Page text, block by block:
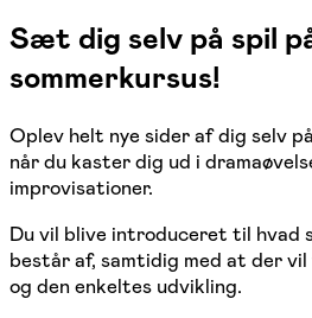
Sæt dig selv på spil
sommerkursus!
Oplev helt nye sider af dig selv
når du kaster dig ud i
improvisationer.
Du vil blive introduceret til hvad
består af, samtidig med at der
og den enkeltes udvikling.